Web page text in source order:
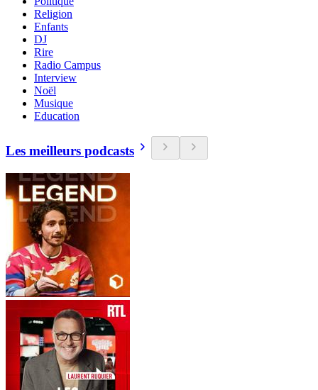
Religion
Enfants
DJ
Rire
Radio Campus
Interview
Noël
Musique
Education
Les meilleurs podcasts